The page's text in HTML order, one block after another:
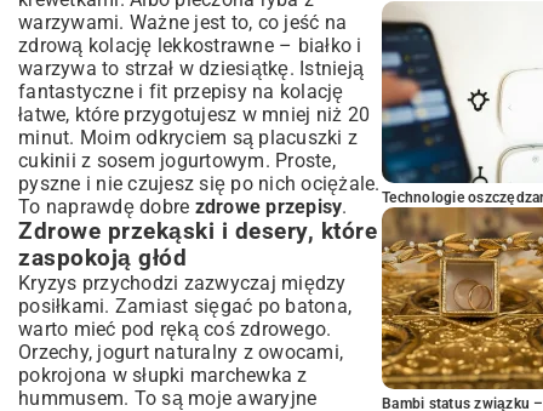
warzywami. Ważne jest to, co jeść na
zdrową kolację lekkostrawne – białko i
warzywa to strzał w dziesiątkę. Istnieją
fantastyczne i fit przepisy na kolację
łatwe, które przygotujesz w mniej niż 20
minut. Moim odkryciem są placuszki z
cukinii z sosem jogurtowym. Proste,
pyszne i nie czujesz się po nich ociężale.
To naprawdę dobre zdrowe przepisy.
Zdrowe przekąski i desery, które
zaspokoją głód
Kryzys przychodzi zazwyczaj między
posiłkami. Zamiast sięgać po batona,
warto mieć pod ręką coś zdrowego.
Orzechy, jogurt naturalny z owocami,
pokrojona w słupki marchewka z
hummusem. To są moje awaryjne
Technologie
Bambi status związku